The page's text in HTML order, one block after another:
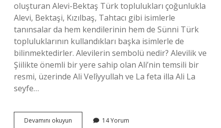
oluşturan Alevi-Bektaş Türk toplulukları çoğunlukla
Alevi, Bektaşi, Kızılbaş, Tahtacı gibi isimlerle
tanınsalar da hem kendilerinin hem de Sünni Türk
topluluklarının kullandıkları başka isimlerle de
bilinmektedirler. Alevilerin sembolü nedir? Alevilik ve
Şiilikte önemli bir yere sahip olan Ali’nin temsili bir
resmi, üzerinde Ali Velîyyullah ve La feta illa Ali La
seyfe…
Devamını okuyun Alevilerin
14 Yorum